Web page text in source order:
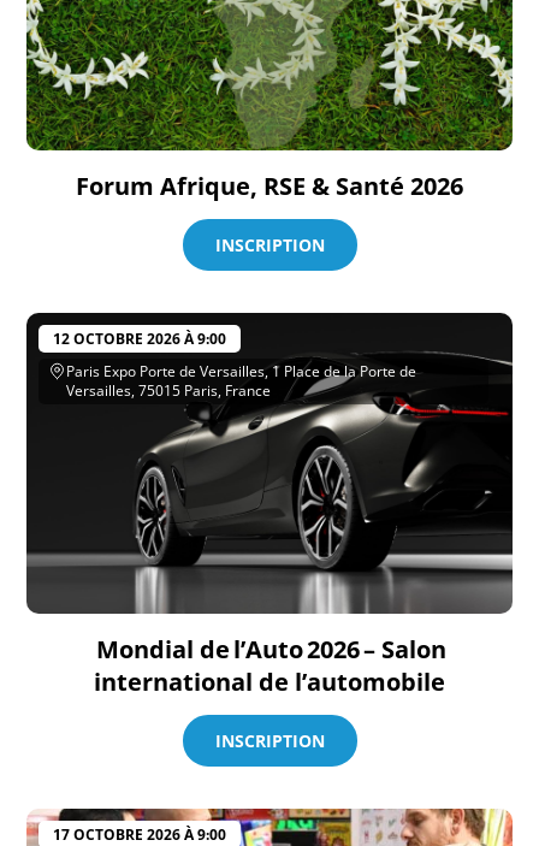
Forum Afrique, RSE & Santé 2026
INSCRIPTION
12 OCTOBRE 2026 À 9:00
Paris Expo Porte de Versailles, 1 Place de la Porte de
Versailles, 75015 Paris, France
Mondial de l’Auto 2026 – Salon
international de l’automobile
INSCRIPTION
17 OCTOBRE 2026 À 9:00